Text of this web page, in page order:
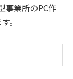
事業所のPC作
。